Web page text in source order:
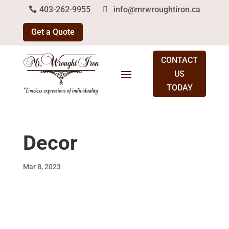
403-262-9955 info@mrwroughtiron.ca
Get a Quote
CONTACT
US
TODAY
Decor
Mar 8, 2023